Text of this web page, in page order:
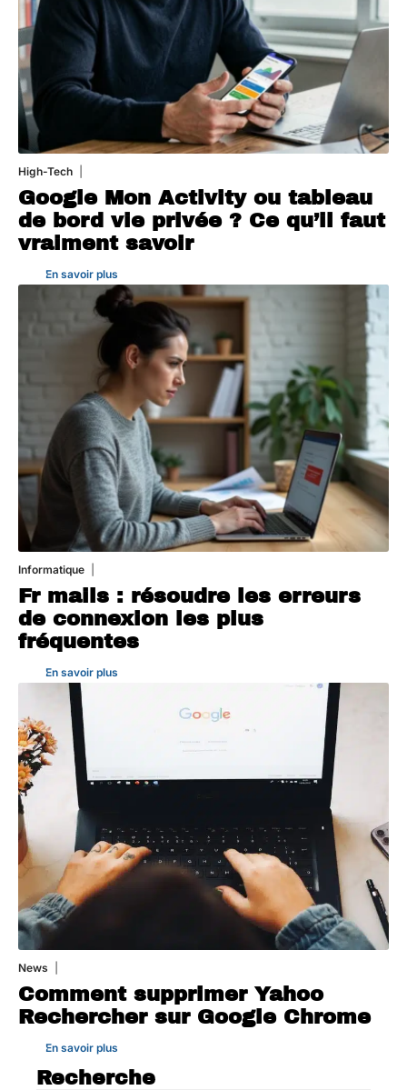
High-Tech
Google Mon Activity ou tableau
de bord vie privée ? Ce qu’il faut
vraiment savoir
En savoir plus
Informatique
Fr mails : résoudre les erreurs
de connexion les plus
fréquentes
En savoir plus
News
Comment supprimer Yahoo
Rechercher sur Google Chrome
En savoir plus
Recherche